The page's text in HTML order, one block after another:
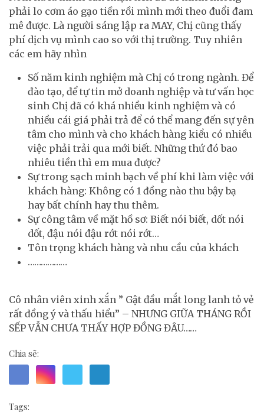
phải lo cơm áo gạo tiền rồi mình mới theo đuổi đam
mê được. Là người sáng lập ra MAY, Chị cũng thấy
phí dịch vụ mình cao so với thị trường. Tuy nhiên
các em hãy nhìn
Số năm kinh nghiệm mà Chị có trong ngành. Để
đào tạo, để tự tin mở doanh nghiệp và tư vấn học
sinh Chị đã có khá nhiều kinh nghiệm và có
nhiều cái giá phải trả để có thể mang đến sự yên
tâm cho mình và cho khách hàng kiểu có nhiều
việc phải trải qua mới biết. Những thứ đó bao
nhiêu tiền thì em mua được?
Sự trong sạch minh bạch về phí khi làm việc với
khách hàng: Không có 1 đồng nào thu bậy bạ
hay bất chính hay thu thêm.
Sự công tâm về mặt hồ sơ: Biết nói biết, dốt nói
dốt, đậu nói đậu rớt nói rớt…
Tôn trọng khách hàng và nhu cầu của khách
………………
Cô nhân viên xinh xắn ” Gật đầu mắt long lanh tỏ vẻ
rất đồng ý và thấu hiểu” – NHƯNG GIỮA THÁNG RỒI
SẾP VẪN CHƯA THẤY HỢP ĐỒNG ĐÂU……
Chia sẽ:
Tags: